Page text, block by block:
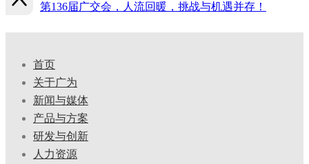
第136届广交会，人流回暖，挑战与机遇并存！
首页
关于广为
新闻与媒体
产品与方案
研发与创新
人力资源